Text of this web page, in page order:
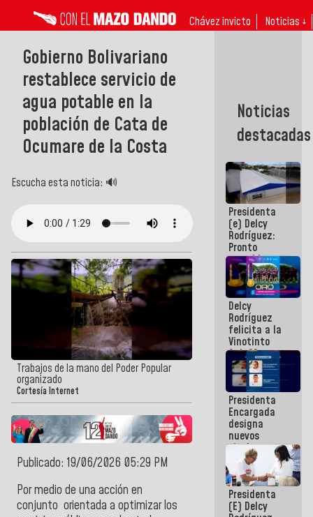
Chávez invicto Noticias ↓
Gobierno Bolivariano
restablece servicio de
agua potable en la
población de Cata de
Ocumare de la Costa
Escucha esta noticia: 🔊
Trabajos de la mano del Poder Popular
organizado
Cortesía Internet
Publicado: 19/06/2026 05:29 PM
Por medio de una acción en
conjunto orientada a optimizar los
Noticias
destacadas
Presidenta
(e) Delcy
Rodríguez:
Pronto
restableceremos
las
operaciones
en el
Aeropuerto
Internacional
de
Maiquetía
Delcy
Rodríguez
felicita a la
Vinotinto
Sub 20
campeona
frente
México Sub
23 en los
Centroamericanos
Presidenta
Encargada
designa
nuevos
titulares en
Viceministerio
de Energía
Eléctrica y
CORPOELEC
Presidenta
(E) Delcy